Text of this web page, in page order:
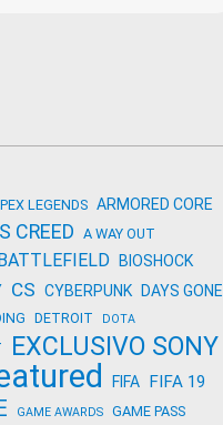
LEGENDS ARMORED CORE
CREED A WAY OUT
BIOSHOCK
CS CYBERPUNK DAYS GONE
DETROIT DOTA
EXCLUSIVO SONY
FIFA FIFA 19
GAME AWARDS
GAME PASS